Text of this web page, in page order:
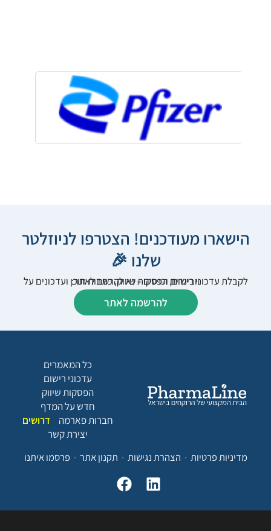
הישארו מעודכנים! הצטרפו לניוזלטר
שלנו 🎉
לקבלת עדכוני רישום, הפסקות שיווק, כתבות תוכן ועדכונים על וובינרים וכנסים – נא להרשם לאתר:
להרשמה לאתר
כל המאמרים
עדכוני רישום
הפסקות שיווק
חדש על המדף
חברות פארמה
דרושים
יצירת קשר
מדיניות פרטיות
הצהרת נגישות תקנון אתר פרסמו איתנו